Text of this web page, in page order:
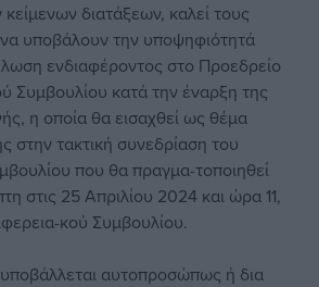
διατάξεων, καλεί τους
υποβάλουν την υποψηφιότητά
ενδιαφέροντος στο Προεδρείο
Συμβουλίου κατά την έναρξη της
η οποία θα εισαχθεί ως θέμα
στην τακτική συνεδρίαση του
που θα πραγμα-τοποιηθεί
στις 25 Απριλίου 2024 και ώρα 11,
κού Συμβουλίου.
αυτοπροσώπως ή δια